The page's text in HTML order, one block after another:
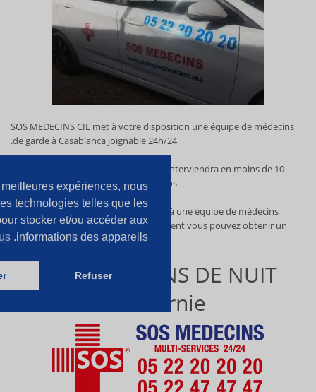
SOS MEDECINS CIL met à votre disposition une équipe de médecins
de garde à Casablanca joignable 24h/24.
interviendra en moins de 10
Minutes sur Casablanca et ses environs.
SOS MEDECINS CIL vous donne accès à une équipe de médecins
qualifiés. En quelques minutes seulement vous pouvez obtenir un
médecin à domicile Casablanca.
SOS MÉDECINS DE NUIT
Californie
expériences, nous
technologies telles que les
stocker et/ou accéder aux
informations des appareils.
Refuser